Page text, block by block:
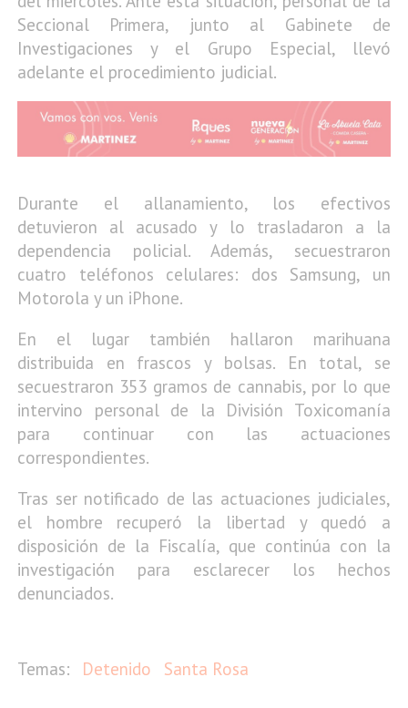
Seccional Primera, junto al Gabinete de
Investigaciones y el Grupo Especial, llevó
adelante el procedimiento judicial.
Durante el allanamiento, los efectivos
detuvieron al acusado y lo trasladaron a la
dependencia policial. Además, secuestraron
cuatro teléfonos celulares: dos Samsung, un
Motorola y un iPhone.
En el lugar también hallaron marihuana
distribuida en frascos y bolsas. En total, se
secuestraron 353 gramos de cannabis, por lo que
intervino personal de la División Toxicomanía
para continuar con las actuaciones
correspondientes.
Tras ser notificado de las actuaciones judiciales,
el hombre recuperó la libertad y quedó a
disposición de la Fiscalía, que continúa con la
investigación para esclarecer los hechos
denunciados.
Detenido Santa Rosa